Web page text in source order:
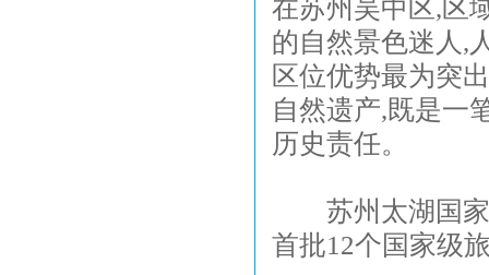
在苏州吴中区,区
的自然景色迷人,
区位优势最为突
自然遗产,既是一
历史责任。
苏州太湖国家
首批12个国家级